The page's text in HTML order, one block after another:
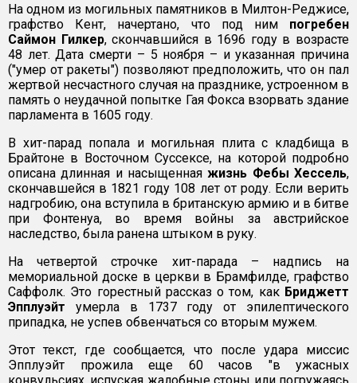
На одном из могильных памятников в Милтон-Реджисе,
графство Кент, начертано, что под ним погребен
Саймон Гилкер, скончавшийся в 1696 году в возрасте
48 лет. Дата смерти – 5 ноября – и указанная причина
("умер от ракеты") позволяют предположить, что он пал
жертвой несчастного случая на празднике, устроенном в
память о неудачной попытке Гая Фокса взорвать здание
парламента в 1605 году.
В хит-парад попала и могильная плита с кладбища в
Брайтоне в Восточном Суссексе, на которой подробно
описана длинная и насыщеннаяжизнь Фебы Хессель,
скончавшейся в 1821 году 108 лет от роду. Если верить
надгробию, она вступила в британскую армию и в битве
при Фонтенуа, во время войны за австрийское
наследство, была ранена штыком в руку.
На четвертой строчке хит-парада – надпись на
мемориальной доске в церкви в Брамфилде, графство
Саффолк. Это горестный рассказ о том, как Бриджетт
Эпплуэйт умерла в 1737 году от эпилептического
припадка, не успев обвенчаться со вторым мужем.
Этот текст, где сообщается, что после удара миссис
Эпплуэйт прожила еще 60 часов "в ужасных
конвульсиях, испуская жалобные стоны или погружаясь